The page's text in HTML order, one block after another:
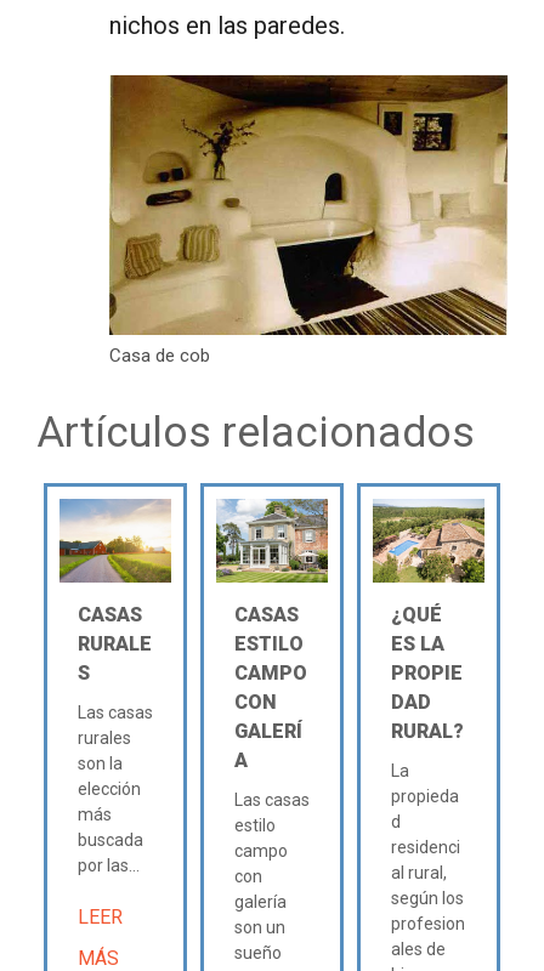
nichos en las paredes.
Casa de cob
Artículos relacionados
CASAS
RURALE
S
Las casas
rurales
son la
elección
más
buscada
por las...
LEER
MÁS
CASAS
ESTILO
CAMPO
CON
GALERÍ
A
Las casas
estilo
campo
con
galería
son un
sueño
¿QUÉ
ES LA
PROPIE
DAD
RURAL?
La
propieda
d
residenci
al rural,
según los
profesion
ales de